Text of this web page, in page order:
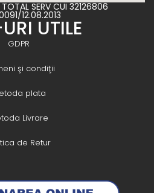
TOTAL SERV CUI 32126806
12.08.2013
UTILE
GDPR
şi condiţii
plata
Livrare
de Retur